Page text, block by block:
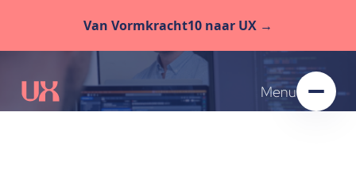
Van Vormkracht10 naar UX →
Menu